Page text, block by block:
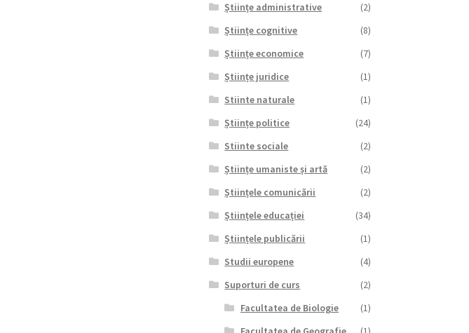
Științe administrative
(2)
Științe cognitive
(8)
Științe economice
(7)
Științe juridice
(1)
Stiinte naturale
(1)
Științe politice
(24)
Stiinte sociale
(2)
Științe umaniste și artă
(2)
Științele comunicării
(2)
Științele educației
(34)
Științele publicării
(1)
Studii europene
(4)
Suporturi de curs
(2)
Facultatea de Biologie
(1)